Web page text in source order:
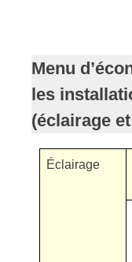
Menu
les
(éclairage
Éclairage